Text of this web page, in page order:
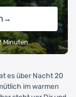
→
Minuten
es über Nacht 20
im warmen